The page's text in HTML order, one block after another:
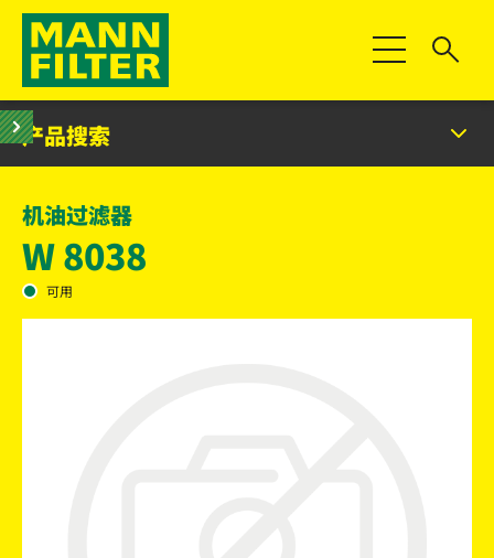
切换导航
产品搜索
机油过滤器
W 8038
可用